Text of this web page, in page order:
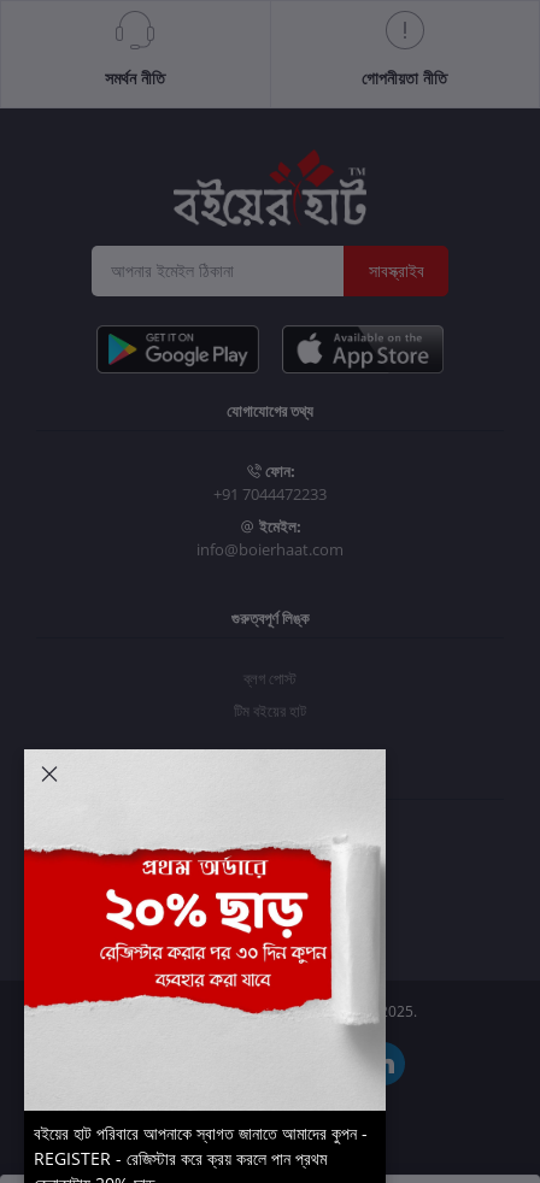
সমর্থন নীতি গোপনীয়তা নীতি
সাবস্ক্রাইব
যোগাযোগের তথ্য
ফোন:
+91 7044472233
ইমেইল:
info@boierhaat.com
গুরুত্বপূর্ণ লিঙ্ক
ব্লগ পোস্ট
টিম বইয়ের হাট
প্রবেশ করুন
অর্ডার ইতিহাস
আমার ইচ্ছাগুলি
অর্ডার ট্র্যাকিং
Boier Haat™ | © All rights reserved 2025.
বইয়ের হাট পরিবারে আপনাকে স্বাগত জানাতে আমাদের কুপন -
REGISTER - রেজিস্টার করে ক্রয় করলে পান প্রথম